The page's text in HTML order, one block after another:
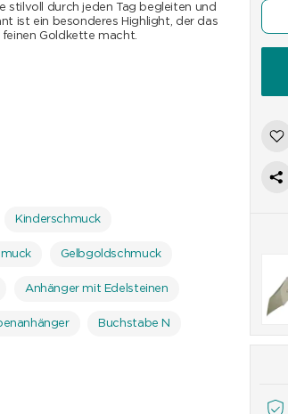
stilvoll durch jeden Tag begleiten und
ist ein besonderes Highlight, der das
feinen Goldkette macht.
Kinderschmuck
Gelbgoldschmuck
Anhänger mit Edelsteinen
Buchstabe N